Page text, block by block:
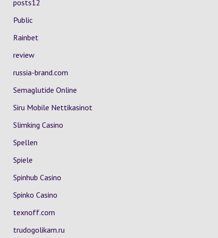
posts12
Public
Rainbet
review
russia-brand.com
Semaglutide Online
Siru Mobile Nettikasinot
Slimking Casino
Spellen
Spiele
Spinhub Casino
Spinko Casino
texnoff.com
trudogolikam.ru